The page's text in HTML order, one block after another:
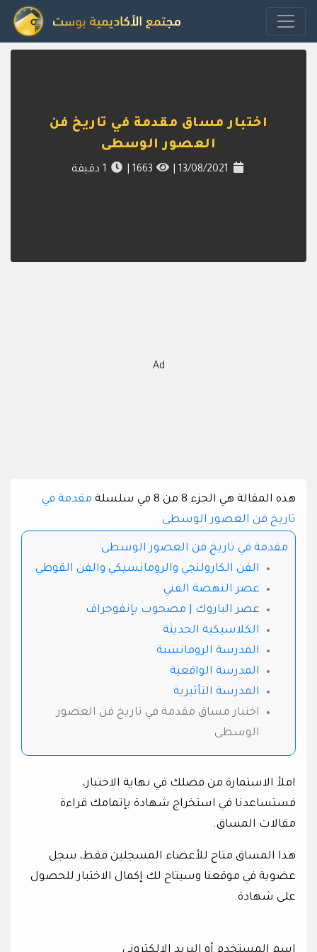
اختبار مساق مقدمة في تاريخ فن
العصور الوسطى
13/08/2021
1 دقيقة
Ad
هذه المقالة هي الجزء 8 من 8 في سلسلة
مقدمة في
تاريخ فن العصور الوسطى
مقدمة في تاريخ فن العصور الوسطى
الفن الكارولنجي والرومانسيكي والفن القوطي
عصر النهضة الفني
عصر الباروك | مصحوب بإنفوجراف
الكلاسيكية الحديثة
المدرسة الرومانسية
المدرسة الواقعية
المدرسة التأثيرية
اختبار مساق مقدمة في تاريخ فن العصور
الوسطى
املأ الاستمارة من فضلك في نهاية الاختبار،
فستساعدنا في استخراج شهادة بإتمامك قراءة
مقالات المساق.
هذا المساق متاح للأعضاء المسجلين فقط، سجل
عضوية في موقعنا وسيتاح لك إكمال الاختبار للحصول
على شهادة.